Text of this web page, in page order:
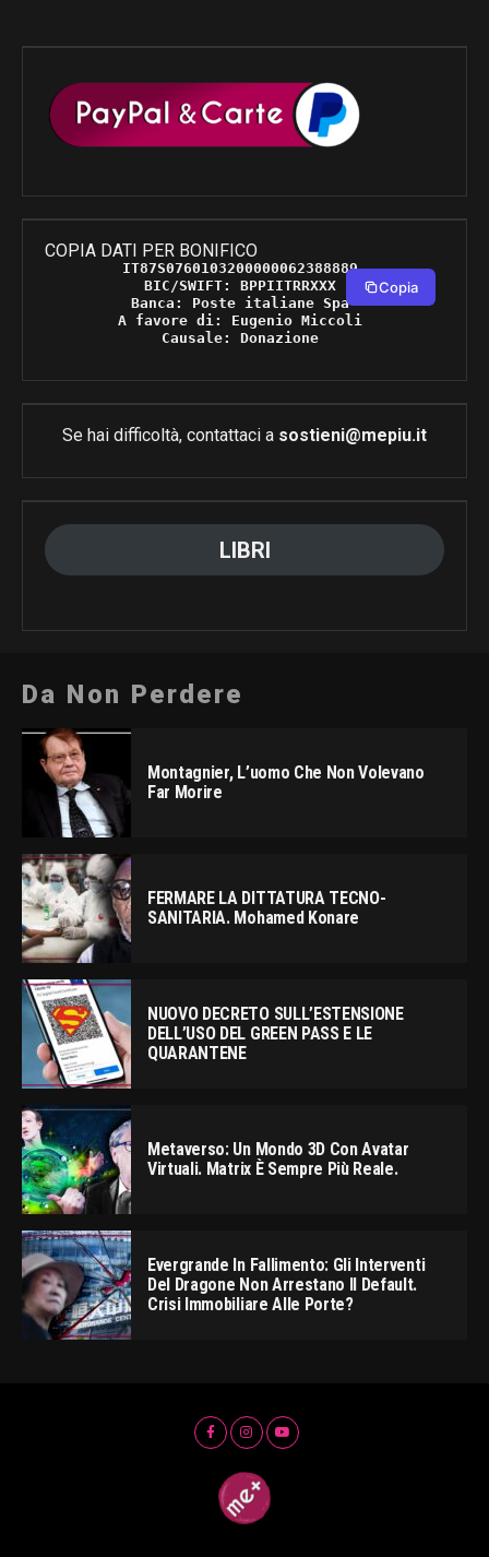
COPIA DATI PER BONIFICO
IT87S0760103200000062388889
BIC/SWIFT: BPPIITRRXXX
Banca: Poste italiane Spa
A favore di: Eugenio Miccoli
Causale: Donazione
Copia
Se hai difficoltà, contattaci a sostieni@mepiu.it
LIBRI
Da Non Perdere
Montagnier, L’uomo Che Non Volevano
Far Morire
FERMARE LA DITTATURA TECNO-
SANITARIA. Mohamed Konare
NUOVO DECRETO SULL’ESTENSIONE
DELL’USO DEL GREEN PASS E LE
QUARANTENE
Metaverso: Un Mondo 3D Con Avatar
Virtuali. Matrix È Sempre Più Reale.
Evergrande In Fallimento: Gli Interventi
Del Dragone Non Arrestano Il Default.
Crisi Immobiliare Alle Porte?